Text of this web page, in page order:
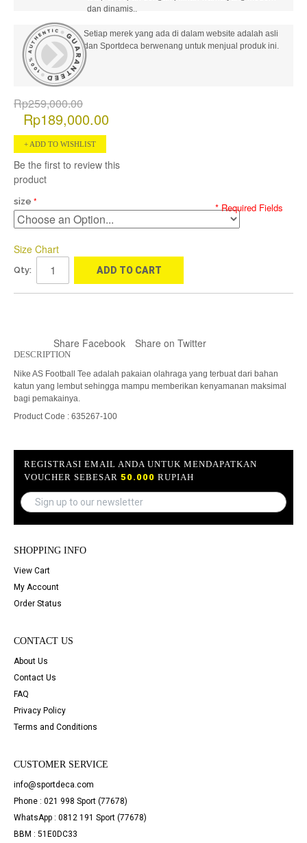
dan dinamis..
Setiap merek yang ada di dalam website adalah asli
dan Sportdeca berwenang untuk menjual produk ini.
Rp259,000.00
Rp189,000.00
ADD TO WISHLIST
Be the first to review this
product
size * Required Fields
Size Chart
Qty: ADD TO CART
Share Facebook Share on Twitter
DESCRIPTION
Nike AS Football Tee adalah pakaian olahraga yang terbuat dari bahan
katun yang lembut sehingga mampu memberikan kenyamanan maksimal
bagi pemakainya.
Product Code : 635267-100
REGISTRASI EMAIL ANDA UNTUK MENDAPATKAN
VOUCHER SEBESAR 50.000 RUPIAH
SHOPPING INFO
View Cart
My Account
Order Status
CONTACT US
About Us
Contact Us
FAQ
Privacy Policy
Terms and Conditions
CUSTOMER SERVICE
info@sportdeca.com
Phone : 021 998 Sport (77678)
WhatsApp : 0812 191 Sport (77678)
BBM : 51E0DC33